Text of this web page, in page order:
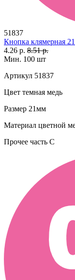
51837
Кнопка клямерная
4.26 р. 8.51 р.
Мин. 100 шт
Артикул 51837
Цвет темная медь
Размер 21мм
Материал цветной
Прочее часть C